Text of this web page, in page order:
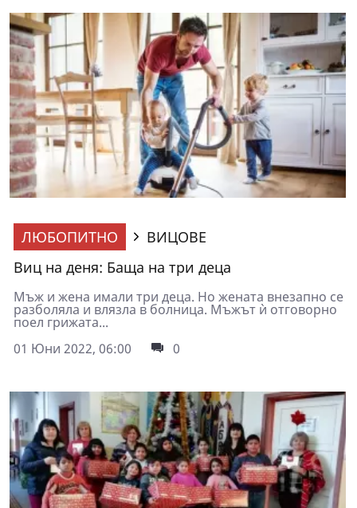
ЛЮБОПИТНО
ВИЦОВЕ
Виц на деня: Баща на три деца
Мъж и жена имали три деца. Но жената внезапно се
разболяла и влязла в болница. Мъжът ѝ отговорно
поел грижата...
01 Юни 2022, 06:00
0